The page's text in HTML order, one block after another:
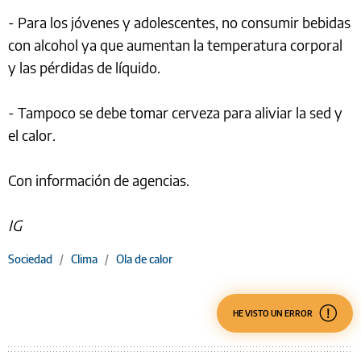
- Para los jóvenes y adolescentes, no consumir bebidas
con alcohol ya que aumentan la temperatura corporal
y las pérdidas de líquido.
- Tampoco se debe tomar cerveza para aliviar la sed y
el calor.
Con información de agencias.
IG
Sociedad / Clima / Ola de calor
HE VISTO UN ERROR